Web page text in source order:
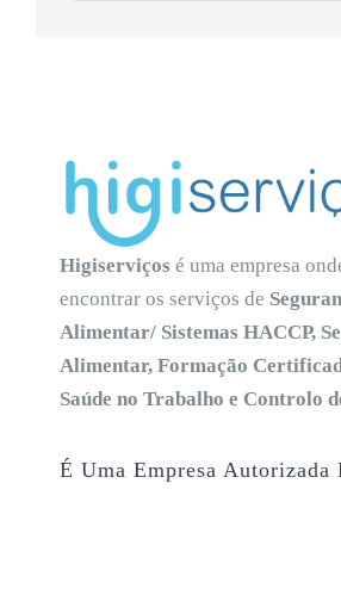
Higiserviços é uma empresa
encontrar os serviços de
Alimentar/ Sistemas HACCP,
Alimentar, Formação
Saúde no Trabalho e Controlo
É Uma Empresa Autorizada